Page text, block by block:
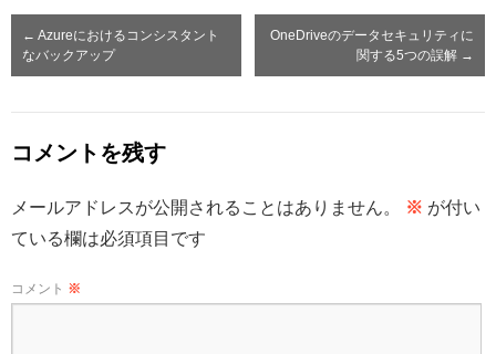
← Azureにおけるコンシスタント
なバックアップ
OneDriveのデータセキュリティに
関する5つの誤解 →
コメントを残す
メールアドレスが公開されることはありません。 ※ が付い
ている欄は必須項目です
コメント ※